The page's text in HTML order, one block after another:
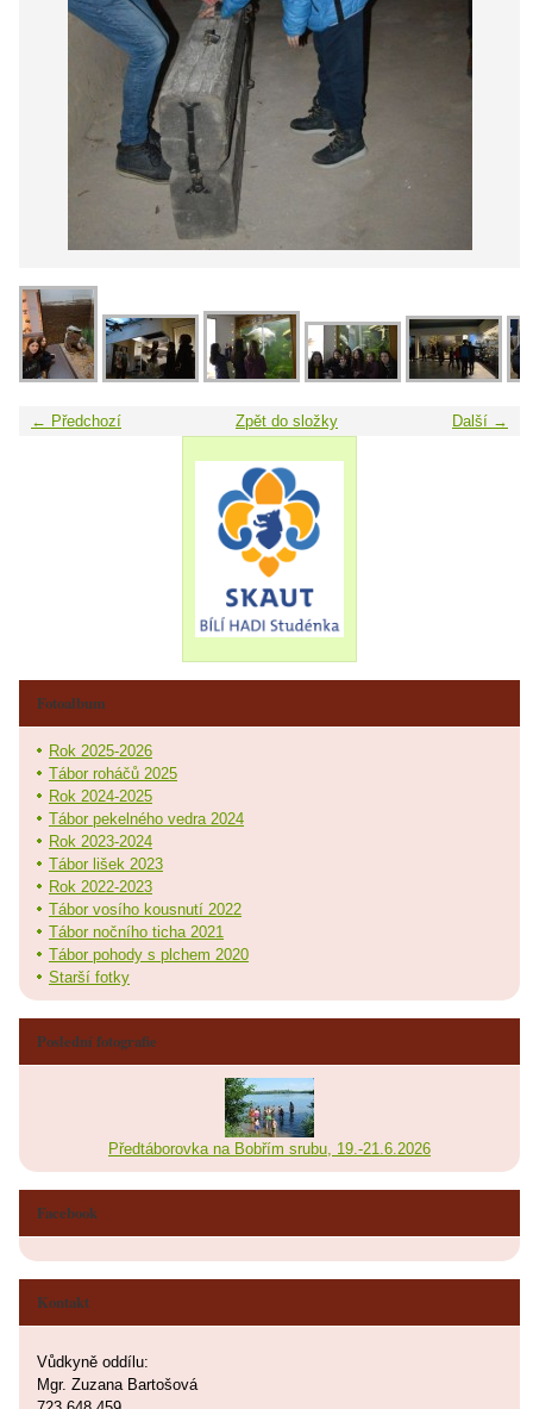
← Předchozí Další →
Zpět do složky
Fotoalbum
Rok 2025-2026
Tábor roháčů 2025
Rok 2024-2025
Tábor pekelného vedra 2024
Rok 2023-2024
Tábor lišek 2023
Rok 2022-2023
Tábor vosího kousnutí 2022
Tábor nočního ticha 2021
Tábor pohody s plchem 2020
Starší fotky
Poslední fotografie
Předtáborovka na Bobřím srubu, 19.-21.6.2026
Facebook
Kontakt
Vůdkyně oddílu:
Mgr. Zuzana Bartošová